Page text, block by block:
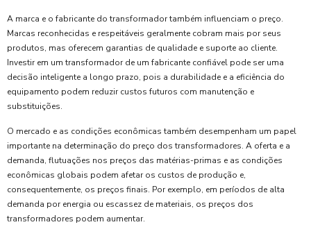
A marca e o fabricante do transformador também influenciam o preço.
Marcas reconhecidas e respeitáveis geralmente cobram mais por seus
produtos, mas oferecem garantias de qualidade e suporte ao cliente.
Investir em um transformador de um fabricante confiável pode ser uma
decisão inteligente a longo prazo, pois a durabilidade e a eficiência do
equipamento podem reduzir custos futuros com manutenção e
substituições.
O mercado e as condições econômicas também desempenham um papel
importante na determinação do preço dos transformadores. A oferta e a
demanda, flutuações nos preços das matérias-primas e as condições
econômicas globais podem afetar os custos de produção e,
consequentemente, os preços finais. Por exemplo, em períodos de alta
demanda por energia ou escassez de materiais, os preços dos
transformadores podem aumentar.